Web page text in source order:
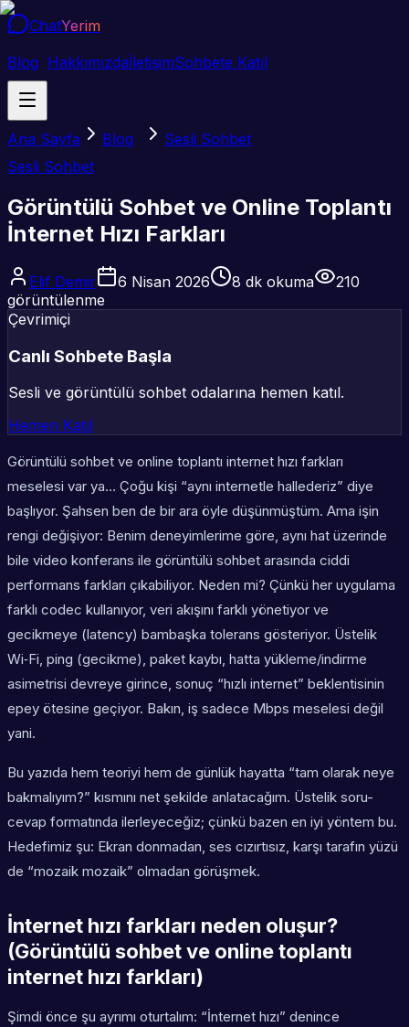
ChatYerim
Blog HakkımızdaİletişimSohbete Katıl
Ana Sayfa Blog
Sesli Sohbet
Sesli Sohbet
Görüntülü Sohbet ve Online Toplantı
İnternet Hızı Farkları
Elif Demir 6 Nisan 2026 8 dk okuma
210
görüntülenme
Çevrimiçi
Canlı Sohbete Başla
Sesli ve görüntülü sohbet odalarına hemen katıl.
Hemen Katıl
Görüntülü sohbet ve online toplantı internet hızı farkları
meselesi var ya… Çoğu kişi “aynı internetle hallederiz” diye
başlıyor. Şahsen ben de bir ara öyle düşünmüştüm. Ama işin
rengi değişiyor: Benim deneyimlerime göre, aynı hat üzerinde
bile video konferans ile görüntülü sohbet arasında ciddi
performans farkları çıkabiliyor. Neden mi? Çünkü her uygulama
farklı codec kullanıyor, veri akışını farklı yönetiyor ve
gecikmeye (latency) bambaşka tolerans gösteriyor. Üstelik
Wi‑Fi, ping (gecikme), paket kaybı, hatta yükleme/indirme
asimetrisi devreye girince, sonuç “hızlı internet” beklentisinin
epey ötesine geçiyor. Bakın, iş sadece Mbps meselesi değil
yani.
Bu yazıda hem teoriyi hem de günlük hayatta “tam olarak neye
bakmalıyım?” kısmını net şekilde anlatacağım. Üstelik soru-
cevap formatında ilerleyeceğiz; çünkü bazen en iyi yöntem bu.
Hedefimiz şu: Ekran donmadan, ses cızırtısız, karşı tarafın yüzü
de “mozaik mozaik” olmadan görüşmek.
İnternet hızı farkları neden oluşur?
(Görüntülü sohbet ve online toplantı
internet hızı farkları)
Şimdi önce şu ayrımı oturtalım: “İnternet hızı” denince